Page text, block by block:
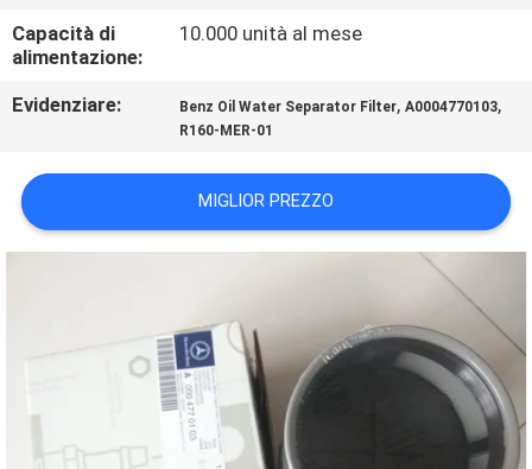
CONTATTICI
NOTIZIE
CASI
MAPPA
PRIVACY
POLICY
Capacità di
alimentazione:
10.000 unità al mese
Evidenziare: Benz Oil Water Separator Filter,A0004770103,
R160-MER-01
MIGLIOR PREZZO